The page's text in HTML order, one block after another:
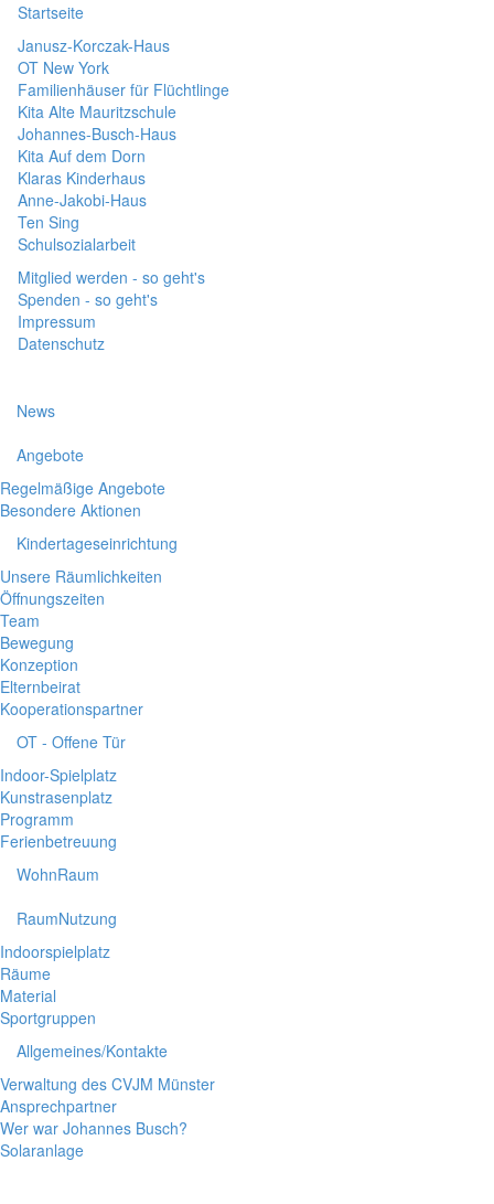
Startseite
Janusz-Korczak-Haus
OT New York
Familienhäuser für Flüchtlinge
Kita Alte Mauritzschule
Johannes-Busch-Haus
Kita Auf dem Dorn
Klaras Kinderhaus
Anne-Jakobi-Haus
Ten Sing
Schulsozialarbeit
Mitglied werden - so geht's
Spenden - so geht's
Impressum
Datenschutz
News
Angebote
Regelmäßige Angebote
Besondere Aktionen
Kindertageseinrichtung
Unsere Räumlichkeiten
Öffnungszeiten
Team
Bewegung
Konzeption
Elternbeirat
Kooperationspartner
OT - Offene Tür
Indoor-Spielplatz
Kunstrasenplatz
Programm
Ferienbetreuung
WohnRaum
RaumNutzung
Indoorspielplatz
Räume
Material
Sportgruppen
Allgemeines/Kontakte
Verwaltung des CVJM Münster
Ansprechpartner
Wer war Johannes Busch?
Solaranlage